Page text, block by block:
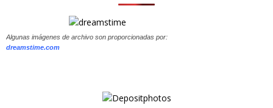
Algunas imágenes de archivo son proporcionadas por:
dreamstime.com